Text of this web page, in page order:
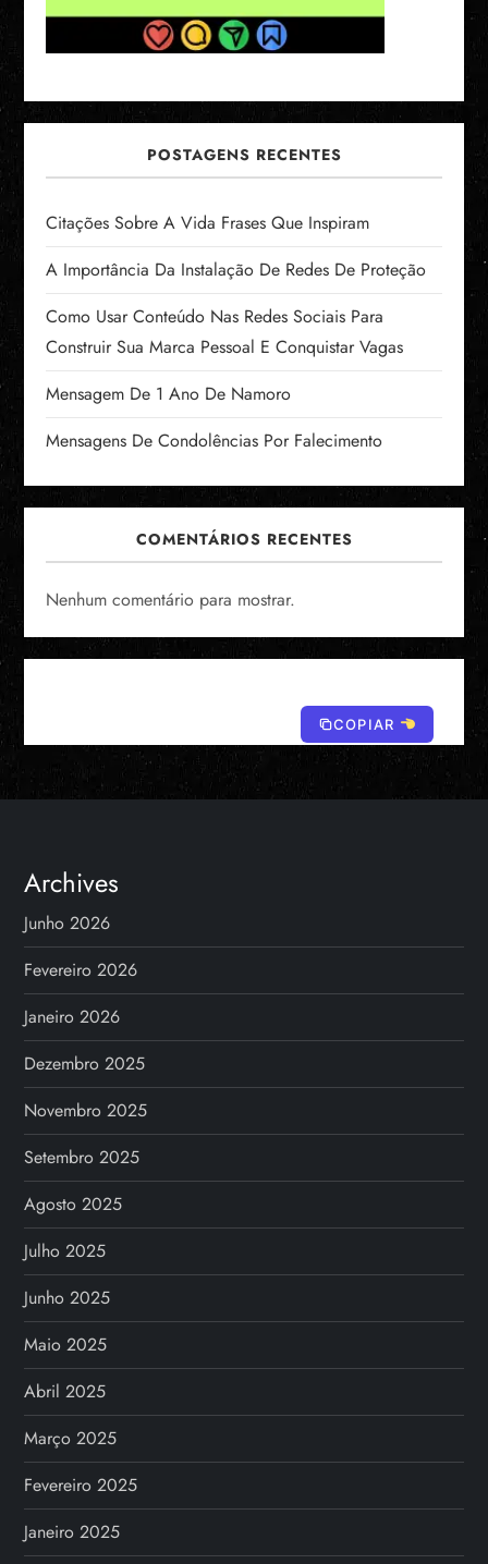
POSTAGENS RECENTES
Citações Sobre A Vida Frases Que Inspiram
A Importância Da Instalação De Redes De Proteção
Como Usar Conteúdo Nas Redes Sociais Para
Construir Sua Marca Pessoal E Conquistar Vagas
Mensagem De 1 Ano De Namoro
Mensagens De Condolências Por Falecimento
COMENTÁRIOS RECENTES
Nenhum comentário para mostrar.
COPIAR
Archives
Junho 2026
Fevereiro 2026
Janeiro 2026
Dezembro 2025
Novembro 2025
Setembro 2025
Agosto 2025
Julho 2025
Junho 2025
Maio 2025
Abril 2025
Março 2025
Fevereiro 2025
Janeiro 2025